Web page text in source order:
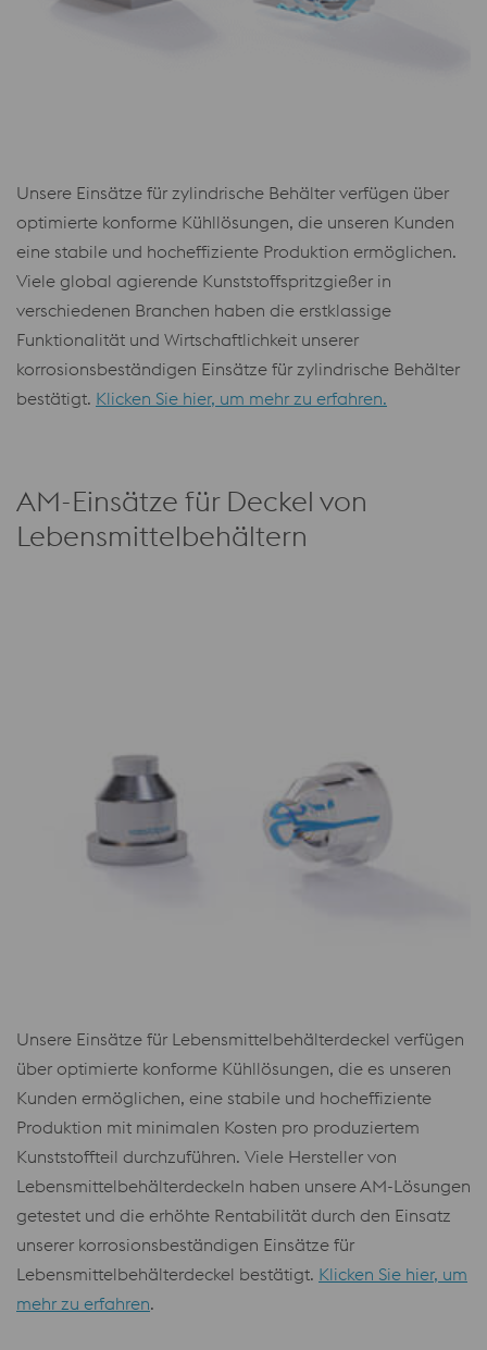
Unsere Einsätze für zylindrische Behälter verfügen über
optimierte konforme Kühllösungen, die unseren Kunden
eine stabile und hocheffiziente Produktion ermöglichen.
Viele global agierende Kunststoffspritzgießer in
verschiedenen Branchen haben die erstklassige
Funktionalität und Wirtschaftlichkeit unserer
korrosionsbeständigen Einsätze für zylindrische Behälter
bestätigt. Klicken Sie hier, um mehr zu erfahren.
AM-Einsätze für Deckel von
Lebensmittelbehältern
Unsere Einsätze für Lebensmittelbehälterdeckel verfügen
über optimierte konforme Kühllösungen, die es unseren
Kunden ermöglichen, eine stabile und hocheffiziente
Produktion mit minimalen Kosten pro produziertem
Kunststoffteil durchzuführen. Viele Hersteller von
Lebensmittelbehälterdeckeln haben unsere AM-Lösungen
getestet und die erhöhte Rentabilität durch den Einsatz
unserer korrosionsbeständigen Einsätze für
Lebensmittelbehälterdeckel bestätigt. Klicken Sie hier, um
mehr zu erfahren.